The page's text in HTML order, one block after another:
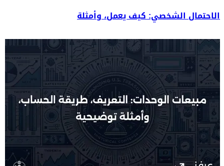
الاحتمال الشخصي: كيف يعمل، وأمثلة